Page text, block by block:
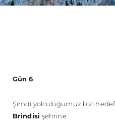
Gün 6
Şimdi yolculuğumuz bizi
Brindisi şehrine.